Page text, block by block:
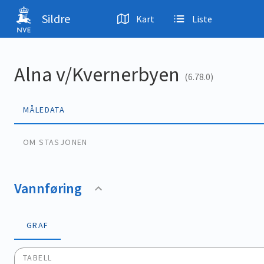
Hopp til hovedinnhold
Sildre Kart Liste
Alna v/Kvernerbyen (6.78.0)
MÅLEDATA
OM STASJONEN
Vannføring
GRAF
TABELL